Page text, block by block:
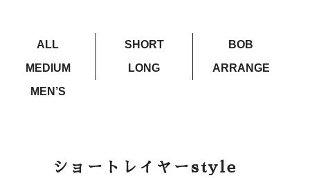
ALL SHORT
BOB
MEDIUM
LONG
ARRANGE
MEN’S
ショートレイヤーstyle